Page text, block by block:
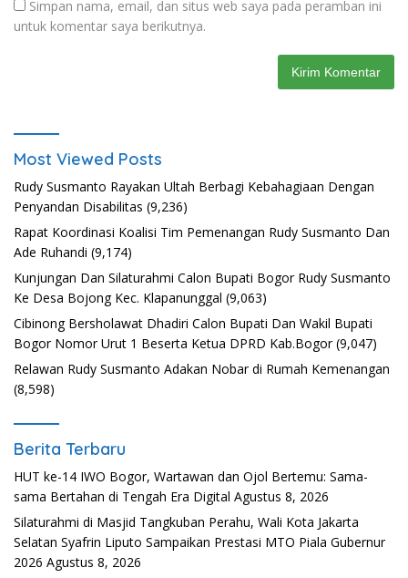
Simpan nama, email, dan situs web saya pada peramban ini
untuk komentar saya berikutnya.
Most Viewed Posts
Rudy Susmanto Rayakan Ultah Berbagi Kebahagiaan Dengan
Penyandan Disabilitas (9,236)
Rapat Koordinasi Koalisi Tim Pemenangan Rudy Susmanto Dan
Ade Ruhandi (9,174)
Kunjungan Dan Silaturahmi Calon Bupati Bogor Rudy Susmanto
Ke Desa Bojong Kec. Klapanunggal (9,063)
Cibinong Bersholawat Dhadiri Calon Bupati Dan Wakil Bupati
Bogor Nomor Urut 1 Beserta Ketua DPRD Kab.Bogor (9,047)
Relawan Rudy Susmanto Adakan Nobar di Rumah Kemenangan
(8,598)
Berita Terbaru
HUT ke-14 IWO Bogor, Wartawan dan Ojol Bertemu: Sama-
sama Bertahan di Tengah Era Digital Agustus 8, 2026
Silaturahmi di Masjid Tangkuban Perahu, Wali Kota Jakarta
Selatan Syafrin Liputo Sampaikan Prestasi MTO Piala Gubernur
2026 Agustus 8, 2026